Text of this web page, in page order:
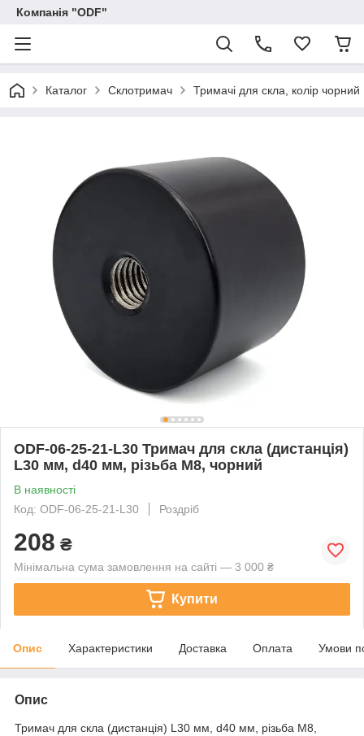
Компанія "ODF"
Каталог Склотримач Тримачі для скла, колір чорний
ODF-06-25-21-L30 Тримач для скла (дистанція)
L30 мм, d40 мм, різьбa М8, чорний
В наявності
Код: ODF-06-25-21-L30
Роздріб
208 ₴
Мінімальна сума замовлення на сайті — 3 000 ₴
Купити
Опис Характеристики Доставка Оплата Умови
Опис
Тримач для скла (дистанція) L30 мм, d40 мм, різьбa М8,